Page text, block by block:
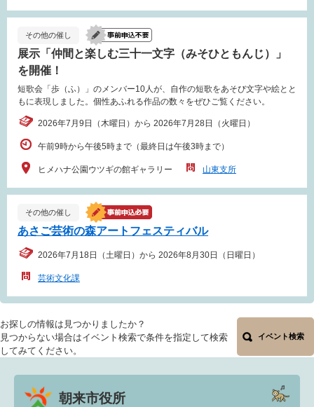
その他の催し
展示「仲間と楽しむ三十一文字（みそひともんじ）」
を開催！
短歌会「歩（ふ）」のメンバー10人が、自作の短歌をあそび文字や絵とと
もに表現しました。個性あふれる作品の数々をぜひご覧ください。
2026年7月9日（木曜日）から 2026年7月28日（火曜日）
午前9時から午後5時まで（最終日は午後3時まで）
ヒメハナ公園ウツギの館ギャラリー 山東支所
その他の催し
あさご芸術の森アートフェスティバル
2026年7月18日（土曜日）から 2026年8月30日（日曜日）
芸術文化課
お探しの情報は見つかりましたか？
見つからない場合はイベント検索で条件を指定して検索
してみてください。
イベント検索
朝来市役所